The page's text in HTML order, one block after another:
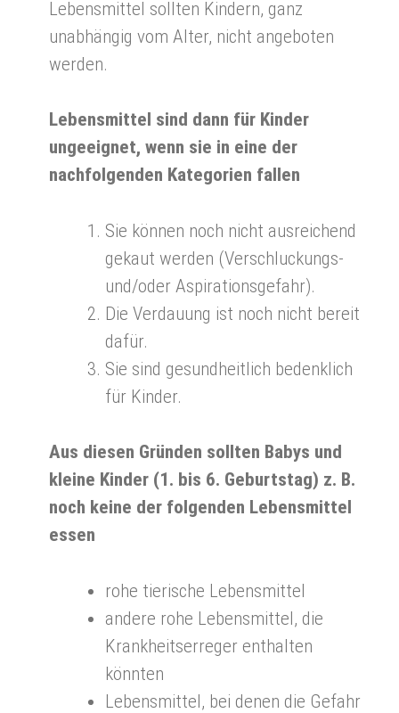
Lebensmittel sollten Kindern, ganz
unabhängig vom Alter, nicht angeboten
werden.
Lebensmittel sind dann für Kinder
ungeeignet, wenn sie in eine der
nachfolgenden Kategorien fallen
Sie können noch nicht ausreichend
gekaut werden (Verschluckungs-
und/oder Aspirationsgefahr).
Die Verdauung ist noch nicht bereit
dafür.
Sie sind gesundheitlich bedenklich
für Kinder.
Aus diesen Gründen sollten Babys und
kleine Kinder (1. bis 6. Geburtstag) z. B.
noch keine der folgenden Lebensmittel
essen
rohe tierische Lebensmittel
andere rohe Lebensmittel, die
Krankheitserreger enthalten
könnten
Lebensmittel, bei denen die Gefahr